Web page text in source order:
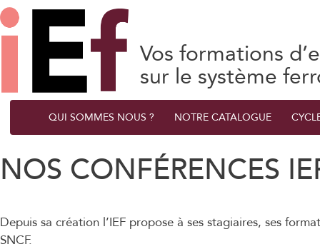
Vos formations
sur le système
QUI SOMMES NOUS ? NOTRE CATALOGUE
NOS CONFÉRENCES
Depuis sa création l’IEF propose à ses stagiaires, ses
SNCF.